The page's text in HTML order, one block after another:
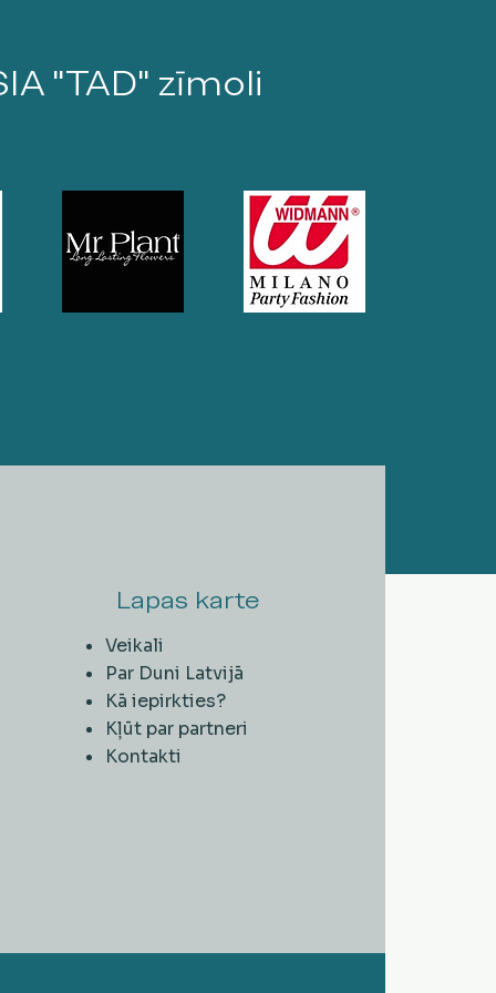
"TAD" zīmoli
Lapas karte
Veikali
Par Duni Latvijā
Kā iepirkties?
Kļūt par partneri
Kontakti